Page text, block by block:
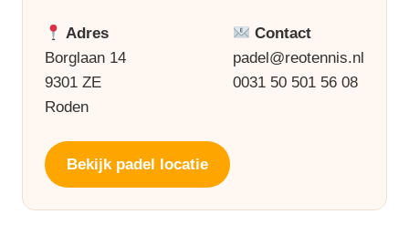
Adres
Borglaan 14
9301 ZE
Roden
Contact
padel@reotennis.nl
0031 50 501 56 08
Bekijk padel locatie